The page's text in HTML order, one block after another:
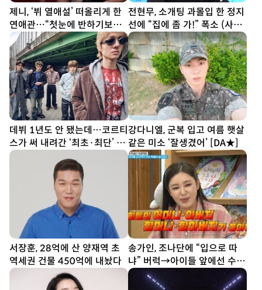
제니, ‘뷔 열애설’ 떠올리게 한
연애관…“첫눈에 반하기보다
친구부터” [SD톡톡]
전현무, 소개팅 과몰입 한 정지
선에 “집에 좀 가!” 폭소 (사당
귀)
데뷔 1년도 안 됐는데…코르티
스가 써 내려간 ‘최초·최단’ 기
록
강다니엘, 군복 입고 여름 햇살
같은 미소 ‘잘생겼어’ [DA★]
서장훈, 28억에 산 양재역 초
역세권 건물 450억에 내놨다
송가인, 조나단에 “입으로 따
냐” 버럭→아이들 앞에선 수줍
반전미 (제철리 마을회관)